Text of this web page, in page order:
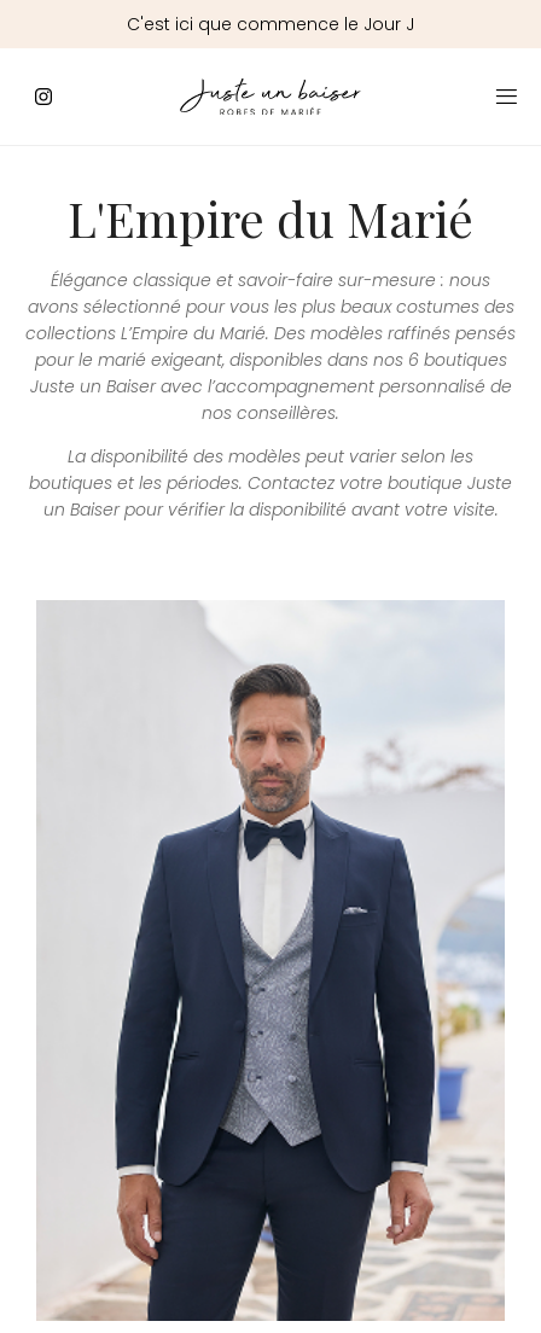
L'Empire du Marié
Élégance classique et savoir-faire sur-mesure : nous
avons sélectionné pour vous les plus beaux costumes des
collections L’Empire du Marié. Des modèles raffinés pensés
pour le marié exigeant, disponibles dans nos 6 boutiques
Juste un Baiser avec l’accompagnement personnalisé de
nos conseillères.
La disponibilité des modèles peut varier selon les
boutiques et les périodes. Contactez votre boutique Juste
un Baiser pour vérifier la disponibilité avant votre visite.